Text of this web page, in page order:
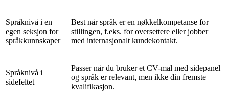
Språknivå i en
egen seksjon for
språkkunnskaper
Best når språk er en nøkkelkompetanse for
stillingen, f.eks. for oversettere eller jobber
med internasjonalt kundekontakt.
Språknivå i
sidefeltet
Passer når du bruker et CV-mal med sidepanel
og språk er relevant, men ikke din fremste
kvalifikasjon.